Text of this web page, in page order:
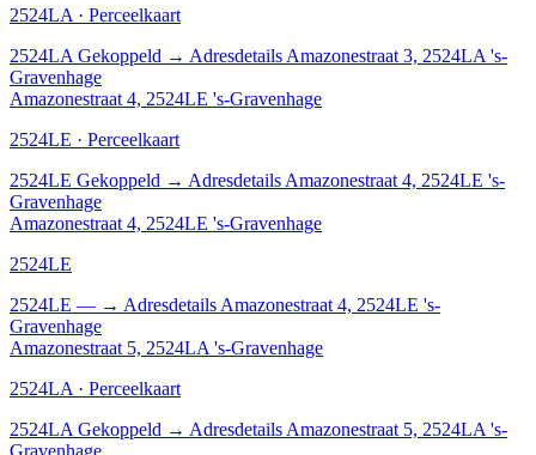
2524LA · Perceelkaart
2524LA Gekoppeld → Adresdetails Amazonestraat 3, 2524LA 's-
Gravenhage
Amazonestraat 4, 2524LE 's-Gravenhage
2524LE · Perceelkaart
2524LE Gekoppeld → Adresdetails Amazonestraat 4, 2524LE 's-
Gravenhage
Amazonestraat 4, 2524LE 's-Gravenhage
2524LE
2524LE — → Adresdetails Amazonestraat 4, 2524LE 's-
Gravenhage
Amazonestraat 5, 2524LA 's-Gravenhage
2524LA · Perceelkaart
2524LA Gekoppeld → Adresdetails Amazonestraat 5, 2524LA 's-
Gravenhage